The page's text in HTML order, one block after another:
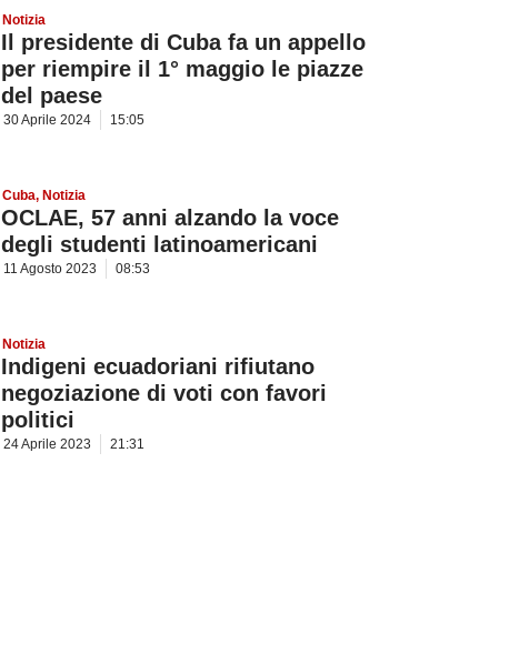
Notizia
Il presidente di Cuba fa un appello
per riempire il 1° maggio le piazze
del paese
30 Aprile 2024 15:05
Cuba, Notizia
OCLAE, 57 anni alzando la voce
degli studenti latinoamericani
11 Agosto 2023 08:53
Notizia
Indigeni ecuadoriani rifiutano
negoziazione di voti con favori
politici
24 Aprile 2023 21:31